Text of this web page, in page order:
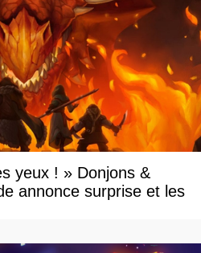
yeux ! » Donjons &
annonce surprise et les